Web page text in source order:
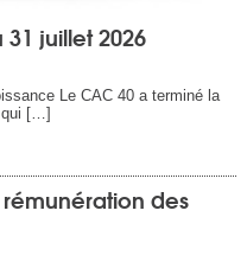
juillet 2026
Le CAC 40 a terminé la
qui […]
des